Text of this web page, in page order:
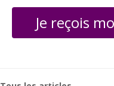
Je reçois